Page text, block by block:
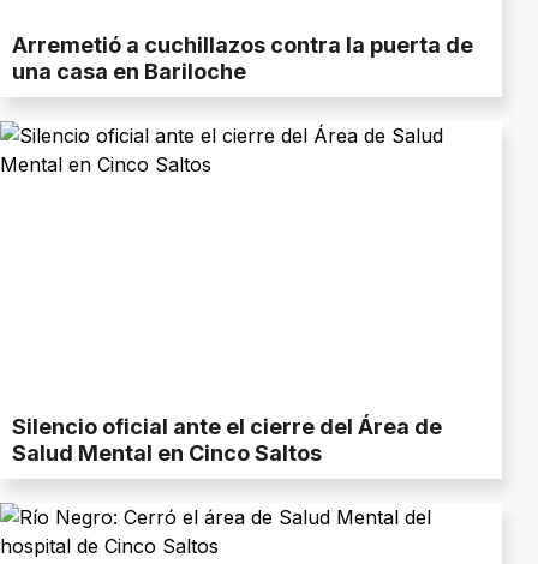
Arremetió a cuchillazos contra la puerta de
una casa en Bariloche
Silencio oficial ante el cierre del Área de
Salud Mental en Cinco Saltos